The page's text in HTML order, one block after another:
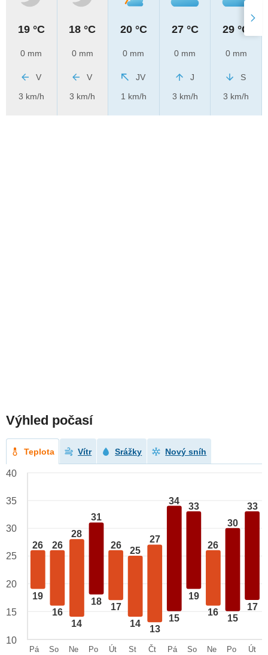
19 °C
0 mm
V
3 km/h
18 °C
0 mm
V
3 km/h
20 °C
0 mm
JV
1 km/h
27 °C
0 mm
J
3 km/h
29 °C
0 mm
S
3 km/h
Výhled počasí
Teplota Vítr Srážky Nový sníh
26
19
26
16
28
14
31
18
26
17
25
14
27
13
34
15
33
19
26
16
30
15
33
17
40
35
30
25
20
15
10
Pá
So
Ne
Po
Út
St
Čt
Pá
So
Ne
Po
Út